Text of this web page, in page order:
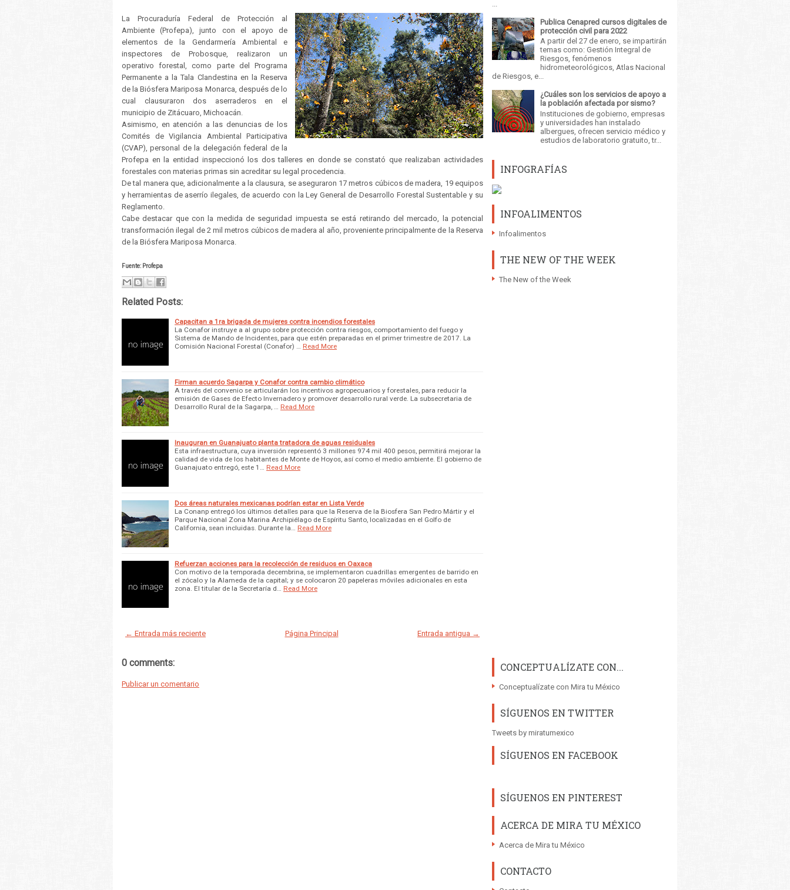
La Procuraduría Federal de Protección al
Ambiente (Profepa), junto con el apoyo de
elementos de la Gendarmería Ambiental e
inspectores de Probosque, realizaron un
operativo forestal, como parte del Programa
Permanente a la Tala Clandestina en la Reserva
de la Biósfera Mariposa Monarca, después de lo
cual clausuraron dos aserraderos en el
municipio de Zitácuaro, Michoacán.
Asimismo, en atención a las denuncias de los
Comités de Vigilancia Ambiental Participativa
(CVAP), personal de la delegación federal de la
Profepa en la entidad inspeccionó los dos talleres en donde se constató que realizaban actividades
forestales con materias primas sin acreditar su legal procedencia.
De tal manera que, adicionalmente a la clausura, se aseguraron 17 metros cúbicos de madera, 19 equipos
y herramientas de aserrío ilegales, de acuerdo con la Ley General de Desarrollo Forestal Sustentable y su
Reglamento.
Cabe destacar que con la medida de seguridad impuesta se está retirando del mercado, la potencial
transformación ilegal de 2 mil metros cúbicos de madera al año, proveniente principalmente de la Reserva
de la Biósfera Mariposa Monarca.
Fuente: Profepa
Related Posts:
Capacitan a 1ra brigada de mujeres contra incendios forestales
La Conafor instruye a al grupo sobre protección contra riesgos, comportamiento del fuego y
Sistema de Mando de Incidentes, para que estén preparadas en el primer trimestre de 2017. La
Comisión Nacional Forestal (Conafor) …
Read More
Firman acuerdo Sagarpa y Conafor contra cambio climático
A través del convenio se articularán los incentivos agropecuarios y forestales, para reducir la
emisión de Gases de Efecto Invernadero y promover desarrollo rural verde. La subsecretaria de
Desarrollo Rural de la Sagarpa, …
Read More
Inauguran en Guanajuato planta tratadora de aguas residuales
Esta infraestructura, cuya inversión representó 3 millones 974 mil 400 pesos, permitirá mejorar la
calidad de vida de los habitantes de Monte de Hoyos, así como el medio ambiente. El gobierno de
Guanajuato entregó, este 1…
Read More
Dos áreas naturales mexicanas podrían estar en Lista Verde
La Conanp entregó los últimos detalles para que la Reserva de la Biosfera San Pedro Mártir y el
Parque Nacional Zona Marina Archipiélago de Espíritu Santo, localizadas en el Golfo de
California, sean incluidas. Durante la…
Read More
Refuerzan acciones para la recolección de residuos en Oaxaca
Con motivo de la temporada decembrina, se implementaron cuadrillas emergentes de barrido en
el zócalo y la Alameda de la capital; y se colocaron 20 papeleras móviles adicionales en esta
zona. El titular de la Secretaría d…
Read More
← Entrada más reciente Entrada antigua →
Página Principal
0 comments:
Publicar un comentario
Publica Cenapred cursos digitales de
protección civil para 2022
A partir del 27 de enero, se impartirán
temas como: Gestión Integral de
Riesgos, fenómenos
hidrometeorológicos, Atlas Nacional
de Riesgos, e...
¿Cuáles son los servicios de apoyo a
la población afectada por sismo?
Instituciones de gobierno, empresas
y universidades han instalado
albergues, ofrecen servicio médico y
estudios de laboratorio gratuito, tr...
INFOGRAFÍAS
INFOALIMENTOS
Infoalimentos
THE NEW OF THE WEEK
The New of the Week
CONCEPTUALÍZATE CON...
Conceptualízate con Mira tu México
SÍGUENOS EN TWITTER
Tweets by miratumexico
SÍGUENOS EN FACEBOOK
SÍGUENOS EN PINTEREST
ACERCA DE MIRA TU MÉXICO
Acerca de Mira tu México
CONTACTO